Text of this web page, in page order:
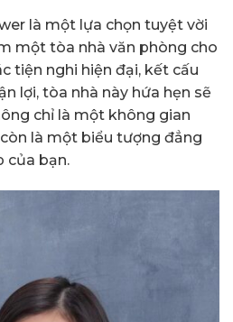
là một lựa chọn tuyệt vời
một tòa nhà văn phòng cho
tiện nghi hiện đại, kết cấu
lợi, tòa nhà này hứa hẹn sẽ
chỉ là một không gian
là một biểu tượng đẳng
của bạn.